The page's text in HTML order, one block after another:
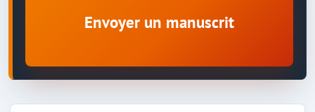
Envoyer un manuscrit